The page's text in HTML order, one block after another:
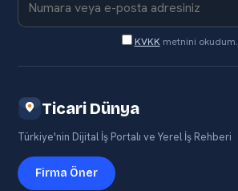
KVKK metnini okudum.
Ticari Dünya
Türkiye'nin Dijital İş Portalı ve Yerel İş Rehberi
Firma Öner